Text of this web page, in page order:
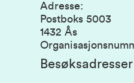
Adresse:
Postboks 5003
1432 Ås
Besøksadresser